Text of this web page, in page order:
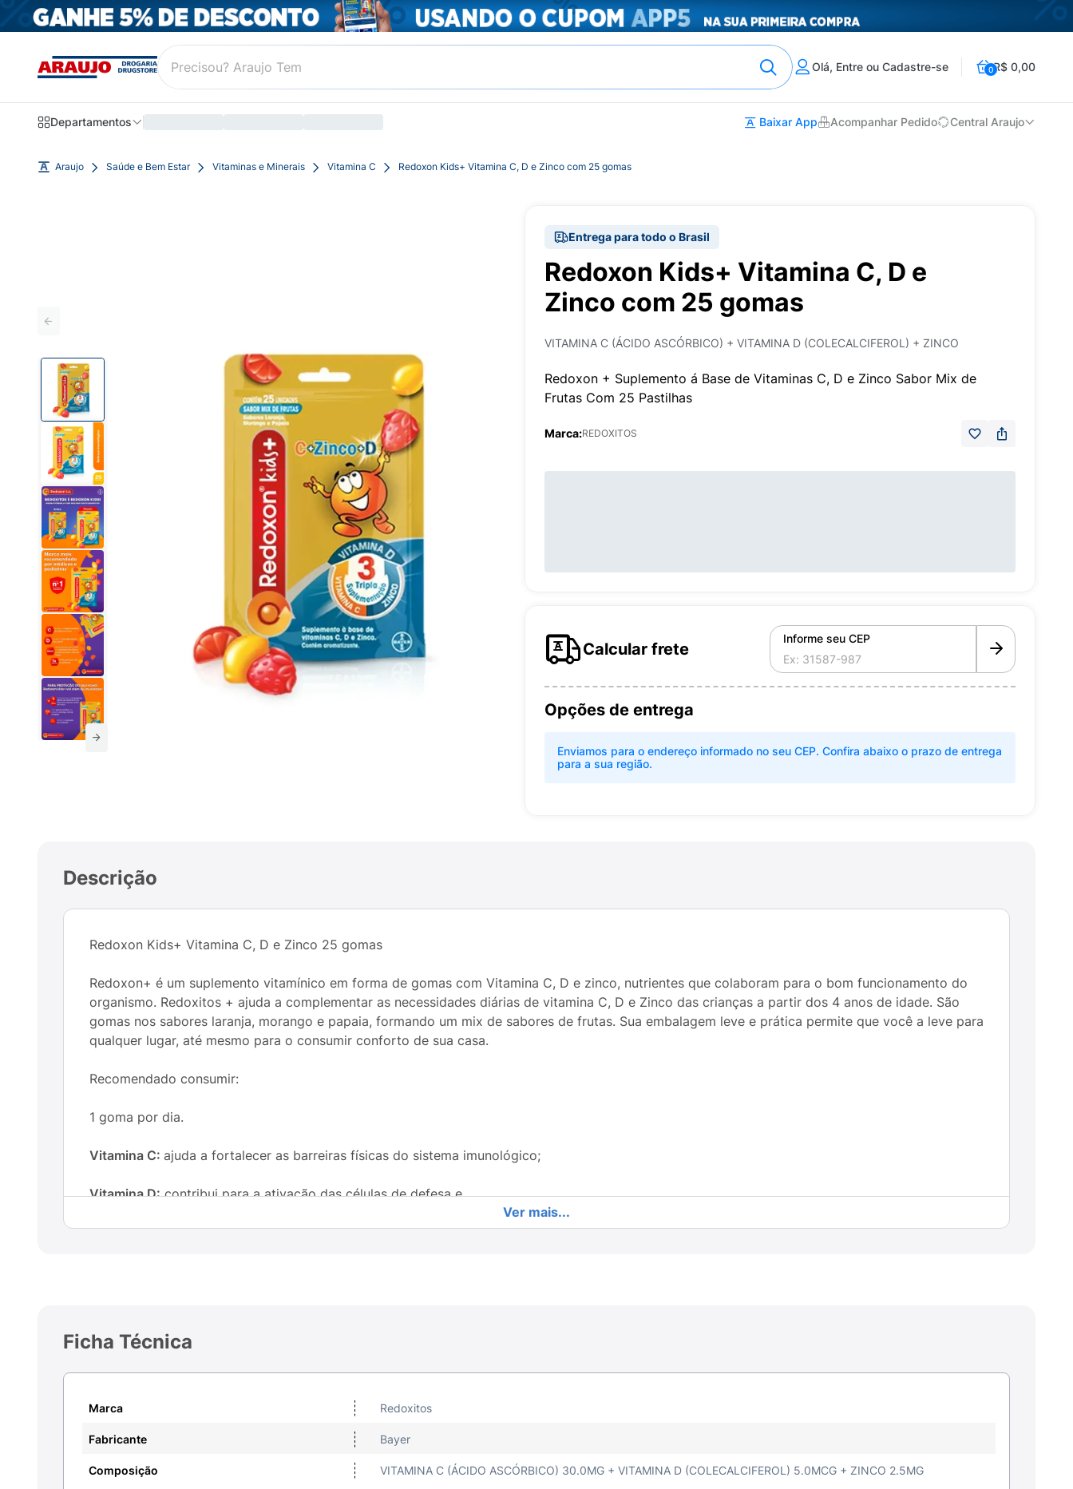
Olá, Entre ou Cadastre-se 0R$ 0,00
Departamentos Baixar App Acompanhar Pedido Central Araujo
Araujo Saúde e Bem Estar Vitaminas e Minerais Vitamina C Redoxon Kids+ Vitamina C, D e Zinco com 25 gomas
Entrega para todo o Brasil
Redoxon Kids+ Vitamina C, D e
Zinco com 25 gomas
VITAMINA C (ÁCIDO ASCÓRBICO) + VITAMINA D (COLECALCIFEROL) + ZINCO
Redoxon + Suplemento á Base de Vitaminas C, D e Zinco Sabor Mix de
Frutas Com 25 Pastilhas
Marca:REDOXITOS
Calcular frete
Informe seu CEP
Opções de entrega
Enviamos para o endereço informado no seu CEP. Confira abaixo o prazo de entrega
para a sua região.
Descrição
Redoxon Kids+ Vitamina C, D e Zinco 25 gomas
Redoxon+ é um suplemento vitamínico em forma de gomas com Vitamina C, D e zinco, nutrientes que colaboram para o bom funcionamento do
organismo. Redoxitos + ajuda a complementar as necessidades diárias de vitamina C, D e Zinco das crianças a partir dos 4 anos de idade. São
gomas nos sabores laranja, morango e papaia, formando um mix de sabores de frutas. Sua embalagem leve e prática permite que você a leve para
qualquer lugar, até mesmo para o consumir conforto de sua casa.
Recomendado consumir:
1 goma por dia.
Vitamina C: ajuda a fortalecer as barreiras físicas do sistema imunológico;
Vitamina D:contribui para a ativação das células de defesa e
Zinco:ajuda na formação de anticorpos.
Ver mais...
Ficha Técnica
Marca Redoxitos
Fabricante Bayer
Composição VITAMINA C (ÁCIDO ASCÓRBICO) 30.0MG + VITAMINA D (COLECALCIFEROL) 5.0MCG + ZINCO 2.5MG